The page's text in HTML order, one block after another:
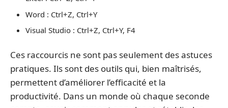
Word : Ctrl+Z, Ctrl+Y
Visual Studio : Ctrl+Z, Ctrl+Y, F4
Ces raccourcis ne sont pas seulement des astuces
pratiques. Ils sont des outils qui, bien maîtrisés,
permettent d’améliorer l’efficacité et la
productivité. Dans un monde où chaque seconde